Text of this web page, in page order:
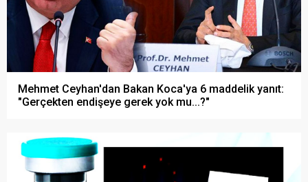
Mehmet Ceyhan'dan Bakan Koca'ya 6 maddelik yanıt:
"Gerçekten endişeye gerek yok mu...?"